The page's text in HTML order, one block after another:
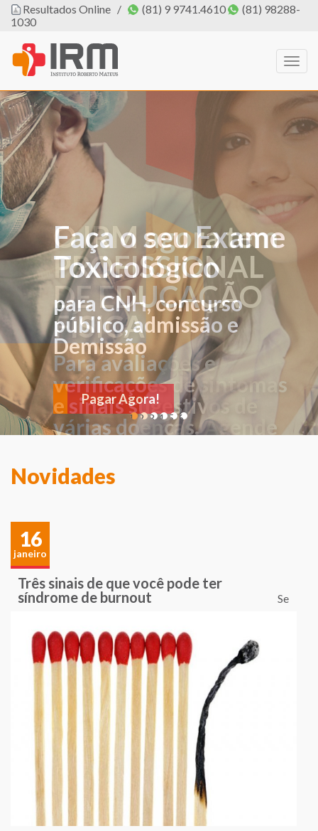
Resultados Online / (81) 9 9741.4610
(81) 98288-
1030
Faça o seu Exame
Toxicológico
para CNH, concurso
público, admissão e
Demissão
Pagar Agora!
O IRM agora tem
PROFISSIONAL
DE EDUCAÇÃO
FÍSICA
Para avaliações e
verificações de sintomas
e sinais sugestivos de
várias doenças. Agende
1 2 3 4 5 6
Novidades
16
janeiro
Três sinais de que você pode ter
síndrome de burnout
Se